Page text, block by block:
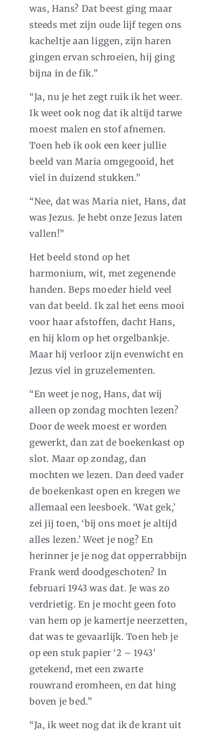
was, Hans? Dat beest ging maar
steeds met zijn oude lijf tegen ons
kacheltje aan liggen, zijn haren
gingen ervan schroeien, hij ging
bijna in de fik.”
“Ja, nu je het zegt ruik ik het weer.
Ik weet ook nog dat ik altijd tarwe
moest malen en stof afnemen.
Toen heb ik ook een keer jullie
beeld van Maria omgegooid, het
viel in duizend stukken.”
“Nee, dat was Maria niet, Hans, dat
was Jezus. Je hebt onze Jezus laten
vallen!”
Het beeld stond op het
harmonium, wit, met zegenende
handen. Beps moeder hield veel
van dat beeld. Ik zal het eens mooi
voor haar afstoffen, dacht Hans,
en hij klom op het orgelbankje.
Maar hij verloor zijn evenwicht en
Jezus viel in gruzelementen.
“En weet je nog, Hans, dat wij
alleen op zondag mochten lezen?
Door de week moest er worden
gewerkt, dan zat de boekenkast op
slot. Maar op zondag, dan
mochten we lezen. Dan deed vader
de boekenkast open en kregen we
allemaal een leesboek. ‘Wat gek,’
zei jij toen, ‘bij ons moet je altijd
alles lezen.’ Weet je nog? En
herinner je je nog dat opperrabbijn
Frank werd doodgeschoten? In
februari 1943 was dat. Je was zo
verdrietig. En je mocht geen foto
van hem op je kamertje neerzetten,
dat was te gevaarlijk. Toen heb je
op een stuk papier ‘2 – 1943’
getekend, met een zwarte
rouwrand eromheen, en dat hing
boven je bed.”
“Ja, ik weet nog dat ik de krant uit